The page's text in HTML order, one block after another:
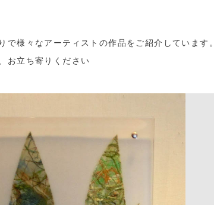
で様々なアーティストの作品をご紹介しています。
お立ち寄りください